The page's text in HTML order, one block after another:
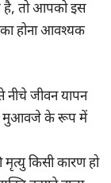
है, तो आपको इस
का होना आवश्यक
नीचे जीवन यापन
मुआवजे के रूप में
किसी कारण हो